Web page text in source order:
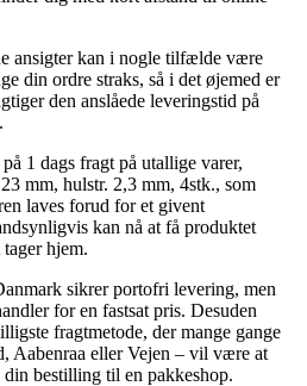
ansigter kan i nogle tilfælde være
din ordre straks, så i det øjemed er
den anslåede leveringstid på
1 dags fragt på utallige varer,
mm, hulstr. 2,3 mm, 4stk., som
laves forud for et givent
kan nå at få produktet
hjem.
sikrer portofri levering, men
for en fastsat pris. Desuden
fragtmetode, der mange gange
Aabenraa eller Vejen – vil være at
bestilling til en pakkeshop.